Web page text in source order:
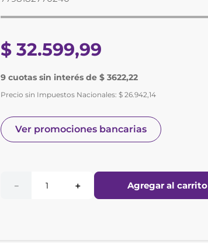
$ 32.599,99
9 cuotas sin interés de $ 3622,22
Precio sin Impuestos Nacionales:$ 26.942,14
Ver promociones bancarias
＋
－ Agregar al carrito